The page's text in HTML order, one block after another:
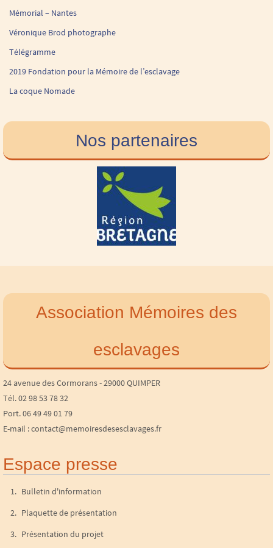
Mémorial – Nantes
Véronique Brod photographe
Télégramme
2019 Fondation pour la Mémoire de l’esclavage
La coque Nomade
Nos partenaires
Association Mémoires des
esclavages
24 avenue des Cormorans - 29000 QUIMPER
Tél. 02 98 53 78 32
Port. 06 49 49 01 79
E-mail : contact@memoiresdesesclavages.fr
Espace presse
Bulletin d'information
Plaquette de présentation
Présentation du projet